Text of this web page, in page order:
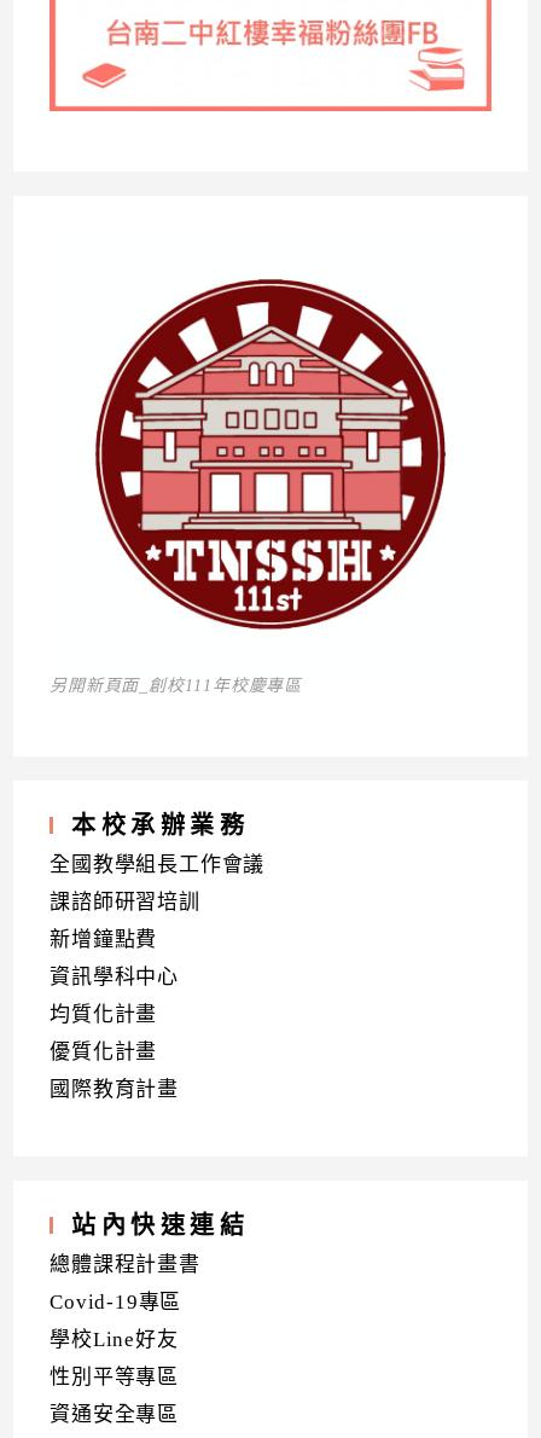
另開新頁面_創校111年校慶專區
本校承辦業務
全國教學組長工作會議
課諮師研習培訓
新增鐘點費
資訊學科中心
均質化計畫
優質化計畫
國際教育計畫
站內快速連結
總體課程計畫書
Covid-19專區
學校Line好友
性別平等專區
資通安全專區